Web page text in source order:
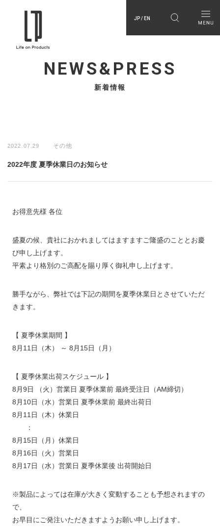
JP / EN
NEWS&PRESS
新着情報
2022.07.29 その他
2022年度 夏季休業日のお知らせ
お得意先様 各位
盛夏の候、貴社におかれましてはますますご隆盛のこととお慶
び申し上げます。
平素より格別のご高配を賜り厚く御礼申し上げます。
勝手ながら、弊社では下記の期間を夏季休業日とさせていただ
きます。
【 夏季休業期間 】
8月11日（木） ～ 8月15日（月）
【 夏季休業出荷スケジュール 】
8月9日 （火）営業日 夏季休業前 最終受注日（AM締切）
8月10日（水）営業日 夏季休業前 最終出荷日
8月11日（木）休業日
：
8月15日（月）休業日
8月16日（火）営業日
8月17日（水）営業日 夏季休業後 出荷開始日
※製品によっては在庫が大きく変動することも予想されますの
で、
お早目にご発注いただきますようお願い申し上げます。